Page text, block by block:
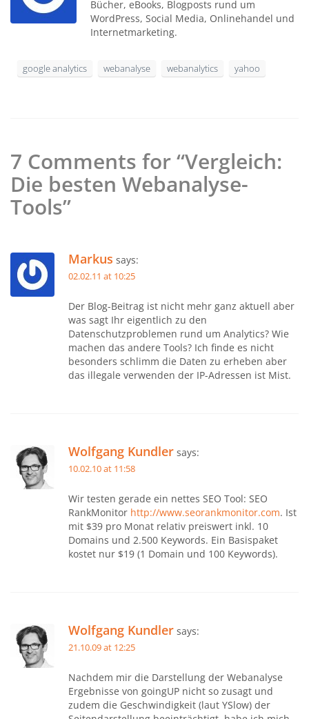
Bücher, eBooks, Blogposts rund um
WordPress, Social Media, Onlinehandel und
Internetmarketing.
google analytics webanalyse webanalytics yahoo
7 Comments for “Vergleich:
Die besten Webanalyse-
Tools”
Markus says:
02.02.11 at 10:25
Der Blog-Beitrag ist nicht mehr ganz aktuell aber
was sagt Ihr eigentlich zu den
Datenschutzproblemen rund um Analytics? Wie
machen das andere Tools? Ich finde es nicht
besonders schlimm die Daten zu erheben aber
das illegale verwenden der IP-Adressen ist Mist.
Wolfgang Kundler says:
10.02.10 at 11:58
Wir testen gerade ein nettes SEO Tool: SEO
RankMonitor http://www.seorankmonitor.com. Ist
mit $39 pro Monat relativ preiswert inkl. 10
Domains und 2.500 Keywords. Ein Basispaket
kostet nur $19 (1 Domain und 100 Keywords).
Wolfgang Kundler says:
21.10.09 at 12:25
Nachdem mir die Darstellung der Webanalyse
Ergebnisse von goingUP nicht so zusagt und
zudem die Geschwindigkeit (laut YSlow) der